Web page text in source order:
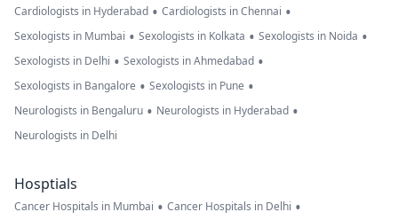
Cardiologists in Hyderabad • Cardiologists in Chennai •
Sexologists in Mumbai • Sexologists in Kolkata • Sexologists in Noida •
Sexologists in Delhi • Sexologists in Ahmedabad •
Sexologists in Bangalore • Sexologists in Pune •
Neurologists in Bengaluru • Neurologists in Hyderabad •
Neurologists in Delhi
Hosptials
Cancer Hospitals in Mumbai • Cancer Hospitals in Delhi •